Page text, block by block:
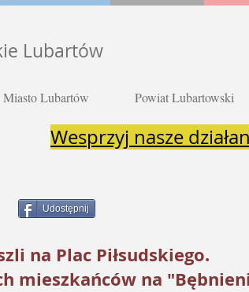
Lubartów
Miasto Lubartów Powiat Lubartowski
Wesprzyj nasze
Udostępnij
na Plac Piłsudskiego.
mieszkańców na